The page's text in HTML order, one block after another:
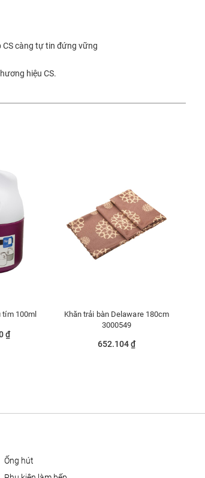
càng tự tin đứng vững
hiệu CS.
tím 100ml
₫
Khăn trải bàn Delaware 180cm
3000549
652.104 ₫
ống hút